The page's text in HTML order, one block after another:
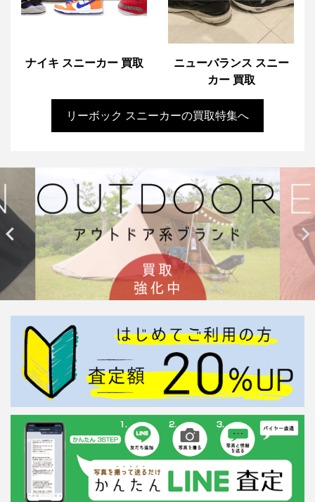
ナイキ スニーカー 買取
ニューバランス スニー
カー 買取
リーボック スニーカーの買取特集へ
 